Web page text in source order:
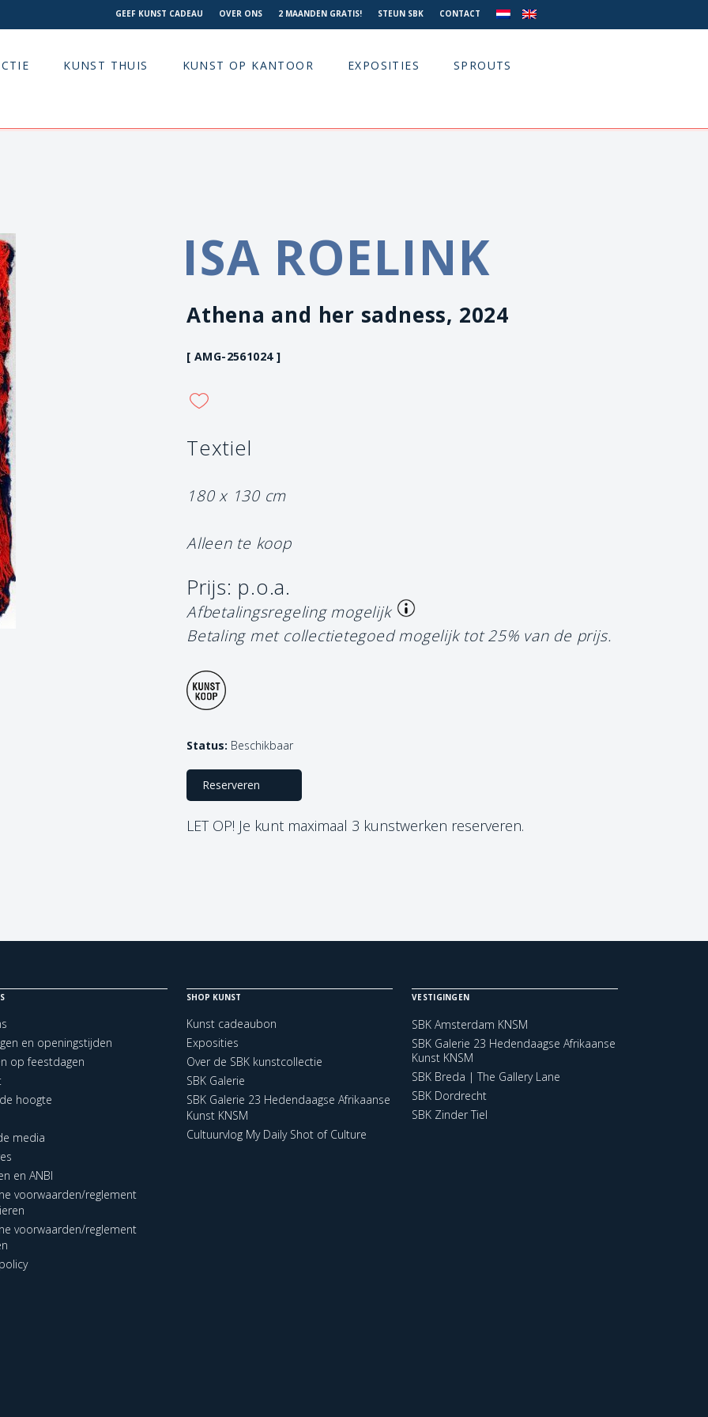
GEEF KUNST CADEAU OVER ONS 2 MAANDEN GRATIS! STEUN SBK CONTACT
KUNST THUIS KUNST OP KANTOOR EXPOSITIES SPROUTS
ISA ROELINK
Athena and her sadness, 2024
[ AMG-2561024 ]
Textiel
180 x 130 cm
Alleen te koop
Prijs: p.o.a.
Afbetalingsregeling mogelijk
Betaling met collectietegoed mogelijk tot 25% van de prijs.
Status: Beschikbaar
Reserveren
LET OP! Je kunt maximaal 3 kunstwerken reserveren.
en openingstijden
op feestdagen
hoogte
media
en ANBI
voorwaarden/reglement
voorwaarden/reglement
SHOP KUNST
Kunst cadeaubon
Exposities
Over de SBK kunstcollectie
SBK Galerie
SBK Galerie 23 Hedendaagse Afrikaanse
Kunst KNSM
Cultuurvlog My Daily Shot of Culture
VESTIGINGEN
SBK Amsterdam KNSM
SBK Galerie 23 Hedendaagse Afrikaanse
Kunst KNSM
SBK Breda | The Gallery Lane
SBK Dordrecht
SBK Zinder Tiel